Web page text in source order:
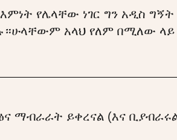
የሌላቸው ነገር ግን አዲስ
አላህ የለም በሚለው
ማብራራት ይቀረናል (እና